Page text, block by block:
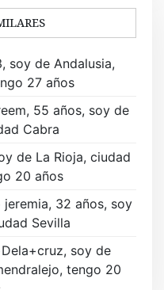
soy de Andalusia,
27 años
55 años, soy de
Cabra
de La Rioja, ciudad
20 años
jeremia, 32 años, soy
Sevilla
soy de
tengo 20